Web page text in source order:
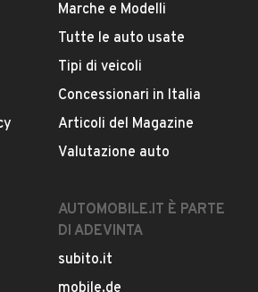
Marche e Modelli
Tutte le auto usate
Tipi di veicoli
Concessionari in Italia
Articoli del Magazine
Valutazione auto
AUTOMOBILE.IT È PARTE
DI ADEVINTA
subito.it
mobile.de